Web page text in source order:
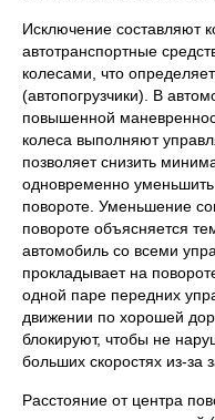
Исключение составляют
автотранспортные
колесами, что
(автопогрузчики). В
повышенной
колеса выполняют
позволяет снизить
одновременно
повороте. Уменьшение
повороте объясняется
автомобиль со всеми
прокладывает на
одной паре передних
движении по хорошей
блокируют, чтобы не
больших скоростях из-за
Расстояние от центра